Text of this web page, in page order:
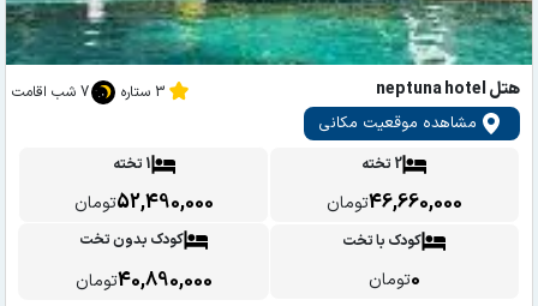
هتل neptuna hotel
مشاهده موقعیت مکانی
3 ستاره 7 شب اقامت
2 تخته
46,660,000تومان
1 تخته
52,490,000تومان
کودک با تخت
0تومان
کودک بدون تخت
40,890,000تومان